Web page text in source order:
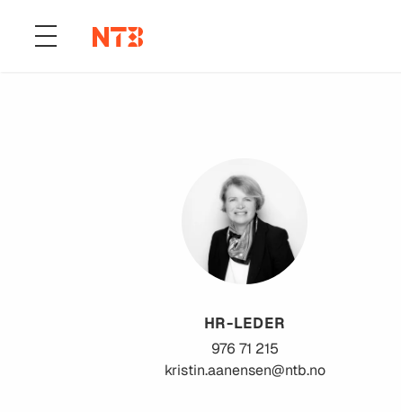
HR-LEDER
976 71 215
kristin.aanensen@ntb.no